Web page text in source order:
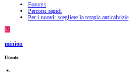
Forums
Percorsi rapidi
Per i nuovi: scegliere la terapia anticalvizie
M
minion
Utente